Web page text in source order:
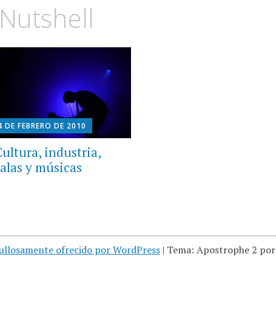
DE FEBRERO DE 2010
industria,
y músicas
ofrecido por WordPress | Tema: Apostrophe 2 por